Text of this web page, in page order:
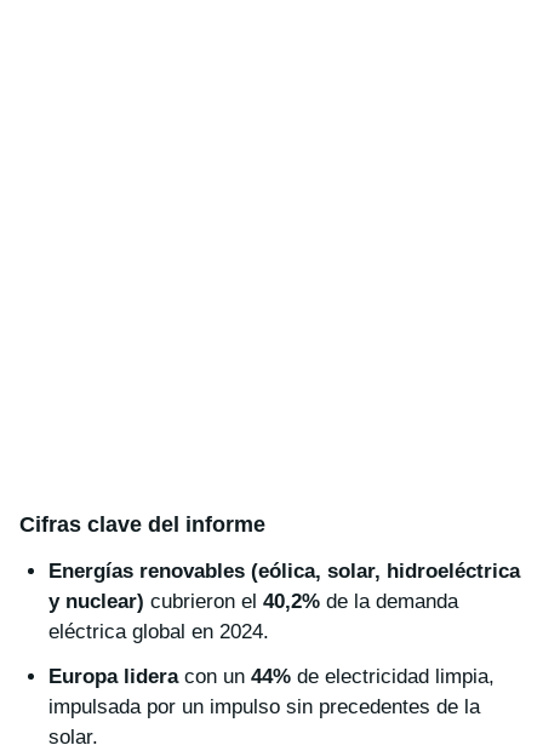
Cifras clave del informe
Energías renovables (eólica, solar, hidroeléctrica
y nuclear) cubrieron el 40,2% de la demanda
eléctrica global en 2024.
Europa lideracon un 44% de electricidad limpia,
impulsada por un impulso sin precedentes de la
solar.